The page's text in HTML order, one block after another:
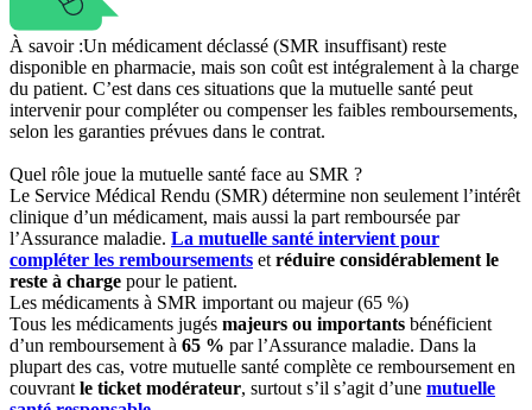
À savoir :Un médicament déclassé (SMR insuffisant) reste
disponible en pharmacie, mais son coût est intégralement à la charge
du patient. C’est dans ces situations que la mutuelle santé peut
intervenir pour compléter ou compenser les faibles remboursements,
selon les garanties prévues dans le contrat.
Quel rôle joue la mutuelle santé face au SMR ?
Le Service Médical Rendu (SMR) détermine non seulement l’intérêt
clinique d’un médicament, mais aussi la part remboursée par
l’Assurance maladie. La mutuelle santé intervient pour
compléter les remboursements et réduire considérablement le
reste à charge pour le patient.
Les médicaments à SMR important ou majeur (65 %)
Tous les médicaments jugés majeurs ou importants bénéficient
d’un remboursement à 65 % par l’Assurance maladie. Dans la
plupart des cas, votre mutuelle santé complète ce remboursement en
couvrant le ticket modérateur, surtout s’il s’agit d’une mutuelle